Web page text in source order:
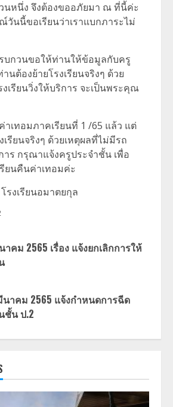
นหนึ่ง จึงต้องขออภัยมา ณ ที่นี้ค่ะ
วันนี้ขอเรียนว่าเราแบกภาระไม่
รบกวนขอให้ท่านให้ข้อมูลกับครู
ต้องย้ายโรงเรียนจริงๆ ด้วย
เรียนวิ่งให้บริการ จะเป็นพระคุณ
เทอมภาคเรียนที่ 1 /65 แล้ว แต่
เรียนจริงๆ ด้วยเหตุผลที่ไม่มีรถ
าร กรุณาแจ้งครูประจำชั้น เพื่อ
ยนคืนค่าเทอมค่ะ
โรงเรียนอมาตยกุล
คม 2565 เรื่อง แจ้งยกเลิกการให้
นาคม 2565 แจ้งกำหนดการฉีด
ชั้น ป.2